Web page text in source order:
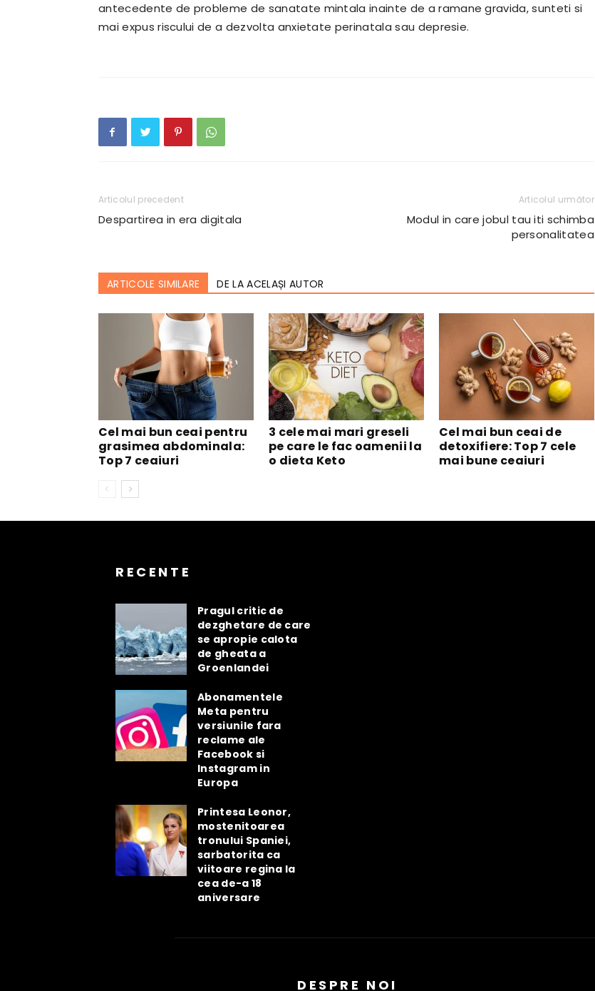
antecedente de probleme de sanatate mintala inainte de a ramane gravida, sunteti si
mai expus riscului de a dezvolta anxietate perinatala sau depresie.
Articolul precedent
Despartirea in era digitala
Articolul următor
Modul in care jobul tau iti schimba
personalitatea
ARTICOLE SIMILARE DE LA ACELAȘI AUTOR
Cel mai bun ceai pentru
grasimea abdominala:
Top 7 ceaiuri
3 cele mai mari greseli
pe care le fac oamenii la
o dieta Keto
Cel mai bun ceai de
detoxifiere: Top 7 cele
mai bune ceaiuri
RECENTE
Pragul critic de
dezghetare de care
se apropie calota
de gheata a
Groenlandei
Abonamentele
Meta pentru
versiunile fara
reclame ale
Facebook si
Instagram in
Europa
Printesa Leonor,
mostenitoarea
tronului Spaniei,
sarbatorita ca
viitoare regina la
cea de-a 18
aniversare
DESPRE NOI